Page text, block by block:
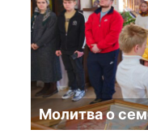
Молитва о